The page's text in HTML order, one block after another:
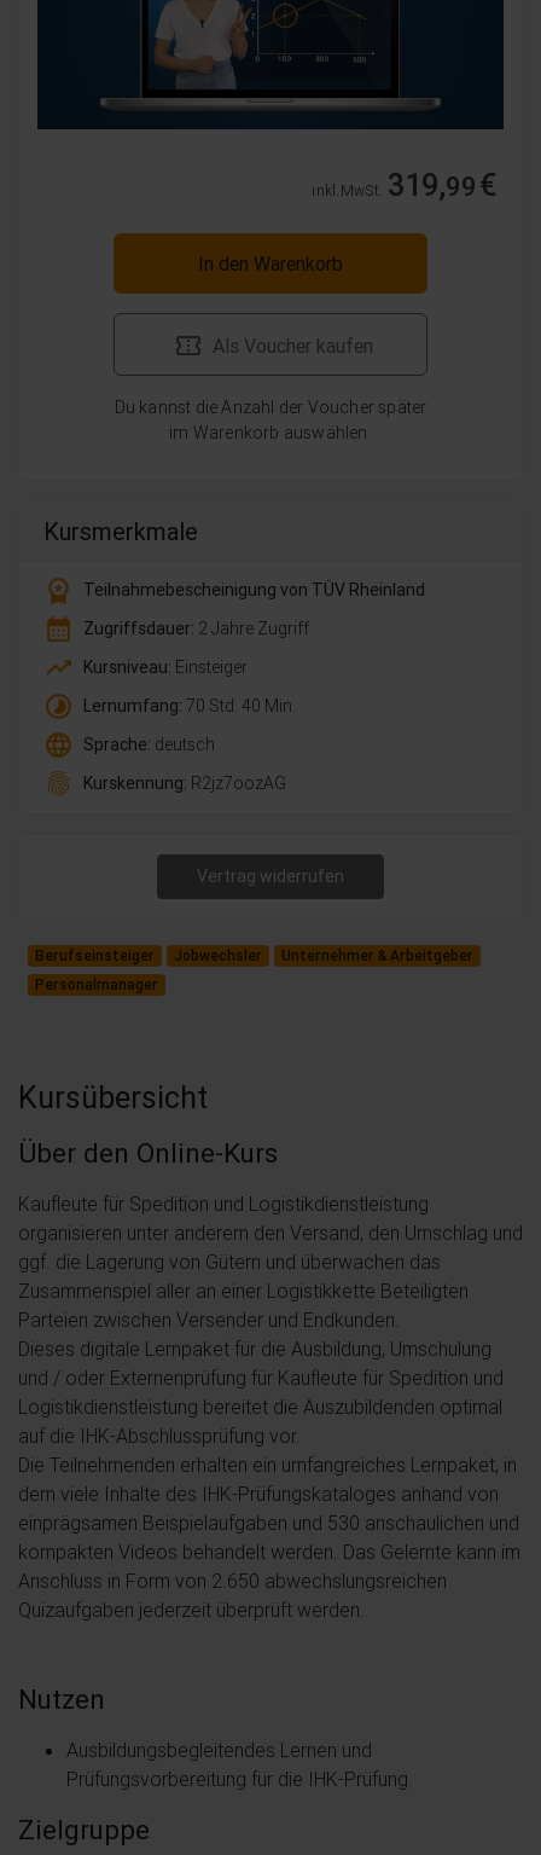
inkl. MwSt. 319,99€
In den Warenkorb
Als Voucher kaufen
Du kannst die Anzahl der Voucher später
im Warenkorb auswählen.
Kursmerkmale
workspace_premium
Teilnahmebescheinigung von TÜV Rheinland
calendar_month Zugriffsdauer: 2 Jahre Zugriff
trending_up Kursniveau: Einsteiger
timelapse Lernumfang: 70 Std. 40 Min.
language Sprache: deutsch
fingerprint Kurskennung: R2jz7oozAG
Vertrag widerrufen
Berufseinsteiger Jobwechsler
Unternehmer & Arbeitgeber
Personalmanager
Kursübersicht
Über den Online-Kurs
Kaufleute für Spedition und Logistikdienstleistung
organisieren unter anderem den Versand, den Umschlag und
ggf. die Lagerung von Gütern und überwachen das
Zusammenspiel aller an einer Logistikkette Beteiligten
Parteien zwischen Versender und Endkunden.
Dieses digitale Lernpaket für die Ausbildung, Umschulung
und / oder Externenprüfung für Kaufleute für Spedition und
Logistikdienstleistung bereitet die Auszubildenden optimal
auf die IHK-Abschlussprüfung vor.
Die Teilnehmenden erhalten ein umfangreiches Lernpaket, in
dem viele Inhalte des IHK-Prüfungskataloges anhand von
einprägsamen Beispielaufgaben und 530 anschaulichen und
kompakten Videos behandelt werden. Das Gelernte kann im
Anschluss in Form von 2.650 abwechslungsreichen
Quizaufgaben jederzeit überprüft werden.
Nutzen
Ausbildungsbegleitendes Lernen und
Prüfungsvorbereitung für die IHK-Prüfung.
Zielgruppe